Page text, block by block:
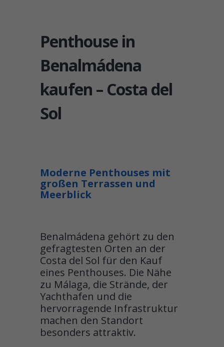
Penthouse in
Benalmádena
kaufen – Costa del
Sol
Moderne Penthouses mit
großen Terrassen und
Meerblick
Benalmádena gehört zu den
gefragtesten Orten an der
Costa del Sol für den Kauf
eines Penthouses. Die Nähe
zu Málaga, die Strände, der
Yachthafen und die
hervorragende Infrastruktur
machen den Standort
besonders attraktiv.